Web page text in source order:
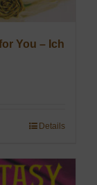
You – Ich
Details